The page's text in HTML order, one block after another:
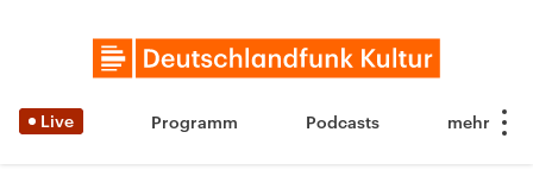
Live Programm Podcasts